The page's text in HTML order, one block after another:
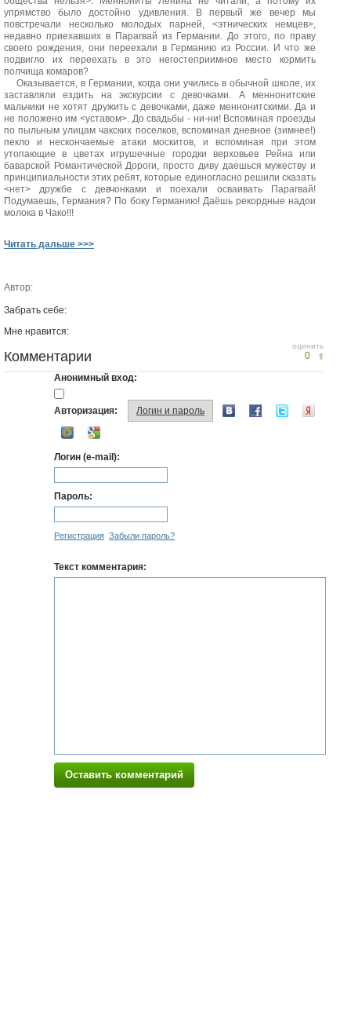
упрямство было достойно удивления. В первый же вечер мы
повстречали несколько молодых парней, <этнических немцев>,
недавно приехавших в Парагвай из Германии. До этого, по праву
своего рождения, они переехали в Германию из России. И что же
подвигло их переехать в это негостеприимное место кормить
полчища комаров?
Оказывается, в Германии, когда они учились в обычной школе, их
заставляли ездить на экскурсии с девочками. А меннонитские
мальчики не хотят дружить с девочками, даже меннонитскими. Да и
не положено им <уставом>. До свадьбы - ни-ни! Вспоминая проезды
по пыльным улицам чакских поселков, вспоминая дневное (зимнее!)
пекло и нескончаемые атаки москитов, и вспоминая при этом
утопающие в цветах игрушечные городки верховьев Рейна или
баварской Романтической Дороги, просто диву даешься мужеству и
принципиальности этих ребят, которые единогласно решили сказать
<нет> дружбе с девчонками и поехали осваивать Парагвай!
Подумаешь, Германия? По боку Германию! Даёшь рекордные надои
молока в Чако!!!
Читать дальше >>>
Автор:
Забрать себе:
Мне нравится:
оценить
0
Комментарии
Анонимный вход:
Авторизация: Логин и пароль
Логин (e-mail):
Пароль:
Регистрация Забыли пароль?
Текст комментария:
Оставить комментарий